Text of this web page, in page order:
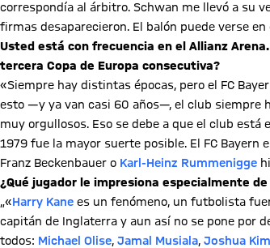
correspondía al árbitro. Schwan me llevó a su
firmas desaparecieron. El balón puede verse en
Usted está con frecuencia en el Allianz
tercera Copa de Europa consecutiva?
«Siempre hay distintas épocas, pero el FC
esto —y ya van casi 60 años—, el club siempre
muy orgullosos. Eso se debe a que el club
1979 fue la mayor suerte posible. El FC Bayern
Franz Beckenbauer o Karl-Heinz Rummenigge
¿Qué jugador le impresiona especialmente
„«Harry Kane es un fenómeno, un futbolista
capitán de Inglaterra y aun así no se pone por
todos: Michael Olise, Jamal Musiala, Joshua